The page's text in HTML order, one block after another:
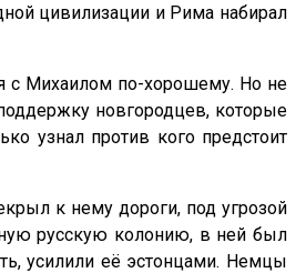
цивилизации и Рима набирал
с Михаилом по-хорошему. Но не
новгородцев, которые
узнал против кого предстоит
к нему дороги, под угрозой
русскую колонию, в ней был
усилили её эстонцами. Немцы